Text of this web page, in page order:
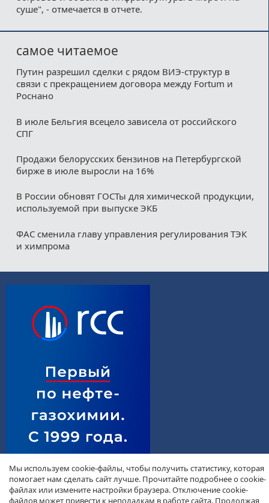
суше", - отмечается в отчете.
самое читаемое
Путин разрешил сделки с рядом ВИЭ-структур в
связи с прекращением договора между Fortum и
Роснано
В июле Бельгия всецело зависела от российского
СПГ
Продажи белорусских бензинов на Петербургской
бирже в июле выросли на 16%
В России обновят ГОСТы для химической продукции,
используемой при выпуске ЭКБ
ФАС сменила главу управления регулирования ТЭК
и химпрома
Мы используем cookie-файлы, чтобы получить статистику, которая
помогает нам сделать сайт лучше. Прочитайте подробнее о cookie-
файлах или измените настройки браузера. Отключение cookie-
файлов может привести к неполадкам в работе сайта. Продолжая